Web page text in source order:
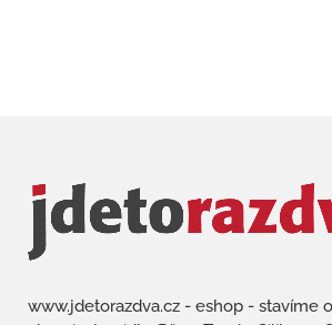
www.jdetorazdva.cz - eshop - stavíme